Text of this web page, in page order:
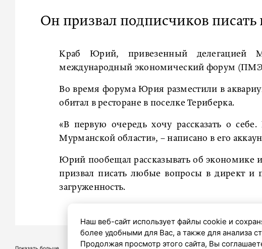
Он призвал подписчиков писать
Краб Юрий, привезенный делегацией
международный экономический форум
Во время форума Юрия разместили в
обитал в ресторане в поселке Териберка.
«В первую очередь хочу рассказать о
Мурманской области», – написано в его
Юрий пообещал рассказывать об экономике
призвал писать любые вопросы в директ и
загруженность.
Наш веб-сайт использует файлы cookie и
более удобными для Вас, а также для анализа
Продолжая просмотр этого сайта, Вы